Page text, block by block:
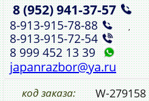
8 (952)941‑37‑57 ,
8‑913‑915‑78‑88 ,
8‑913‑915‑72‑54
8 999 452 13 39
japanrazbor@ya.ru
код заказа: W-279158